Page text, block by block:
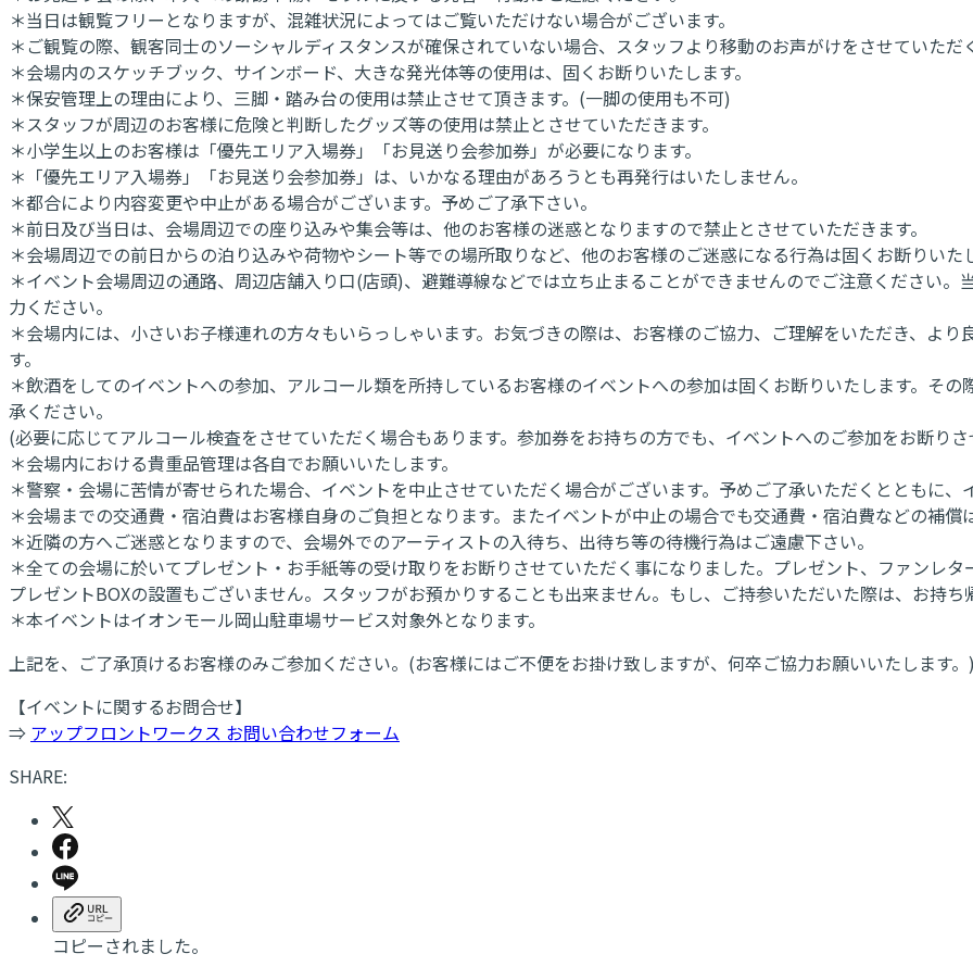
＊当日は観覧フリーとなりますが、混雑状況によってはご覧いただけない場合がございます。
＊ご観覧の際、観客同士のソーシャルディスタンスが確保されていない場合、スタッフより移動のお声がけをさせていただ
＊会場内のスケッチブック、サインボード、大きな発光体等の使用は、固くお断りいたします。
＊保安管理上の理由により、三脚・踏み台の使用は禁止させて頂きます。(一脚の使用も不可)
＊スタッフが周辺のお客様に危険と判断したグッズ等の使用は禁止とさせていただきます。
＊小学生以上のお客様は「優先エリア入場券」「お見送り会参加券」が必要になります。
＊「優先エリア入場券」「お見送り会参加券」は、いかなる理由があろうとも再発行はいたしません。
＊都合により内容変更や中止がある場合がございます。予めご了承下さい。
＊前日及び当日は、会場周辺での座り込みや集会等は、他のお客様の迷惑となりますので禁止とさせていただきます。
＊会場周辺での前日からの泊り込みや荷物やシート等での場所取りなど、他のお客様のご迷惑になる行為は固くお断りいた
＊イベント会場周辺の通路、周辺店舗入り口(店頭)、避難導線などでは立ち止まることができませんのでご注意ください
力ください。
＊会場内には、小さいお子様連れの方々もいらっしゃいます。お気づきの際は、お客様のご協力、ご理解をいただき、よ
す。
＊飲酒をしてのイベントへの参加、アルコール類を所持しているお客様のイベントへの参加は固くお断りいたします。そ
承ください。
(必要に応じてアルコール検査をさせていただく場合もあります。参加券をお持ちの方でも、イベントへのご参加をお断り
＊会場内における貴重品管理は各自でお願いいたします。
＊警察・会場に苦情が寄せられた場合、イベントを中止させていただく場合がございます。予めご了承いただくとともに
＊会場までの交通費・宿泊費はお客様自身のご負担となります。またイベントが中止の場合でも交通費・宿泊費などの補償
＊近隣の方へご迷惑となりますので、会場外でのアーティストの入待ち、出待ち等の待機行為はご遠慮下さい。
＊全ての会場に於いてプレゼント・お手紙等の受け取りをお断りさせていただく事になりました。プレゼント、ファンレ
プレゼントBOXの設置もございません。スタッフがお預かりすることも出来ません。もし、ご持参いただいた際は、お持
＊本イベントはイオンモール岡山駐車場サービス対象外となります。
上記を、ご了承頂けるお客様のみご参加ください。(お客様にはご不便をお掛け致しますが、何卒ご協力お願いいたします
【イベントに関するお問合せ】
⇒ アップフロントワークス お問い合わせフォーム
SHARE:
コピーされました。